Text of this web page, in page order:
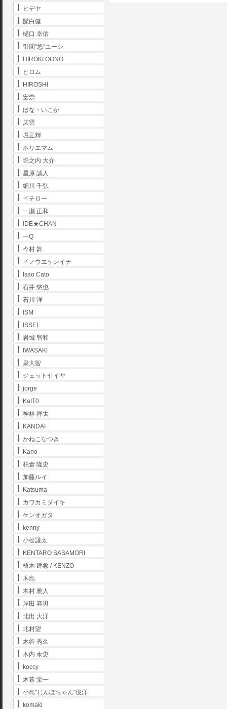
ヒデヤ
髭白健
樋口 幸佑
引間“悠”ユーシ
HIROKI OONO
ヒロム
HIROSHI
宏崇
ほな・いこか
仄雲
堀正輝
ホリエマム
堀之内 大介
星原 誠人
細川 千弘
イチロー
一瀬 正和
IDE★CHAN
一Q
今村 舞
イノウエケンイチ
Isao Cato
石井 悠也
石川 洋
ISM
ISSEI
岩城 智和
IWASAKI
泉大智
ジェットセイヤ
jorge
KaIT0
神林 祥太
KANDAI
かねこなつき
Kano
柏倉 隆史
加藤ルイ
Katsuma
カワカミタイキ
ケンオガタ
kenny
小松謙太
KENTARO SASAMORI
植木 建象 / KENZO
木島
木村 雅人
岸田 容男
北出 大洋
北村望
木谷 秀久
木内 泰史
koccy
木暮 栄一
小島"じんぼちゃん"億洋
komaki